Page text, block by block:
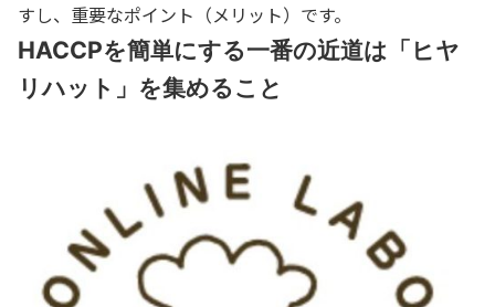
すし、重要なポイント（メリット）です。
HACCPを簡単にする一番の近道は「ヒヤ
リハット」を集めること